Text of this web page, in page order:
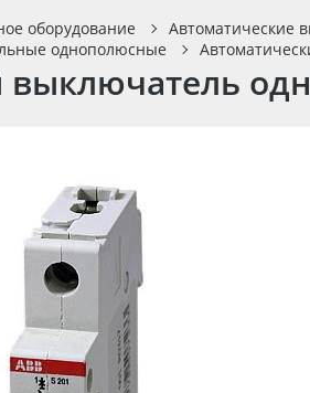
оборудование Автоматические
однополюсные